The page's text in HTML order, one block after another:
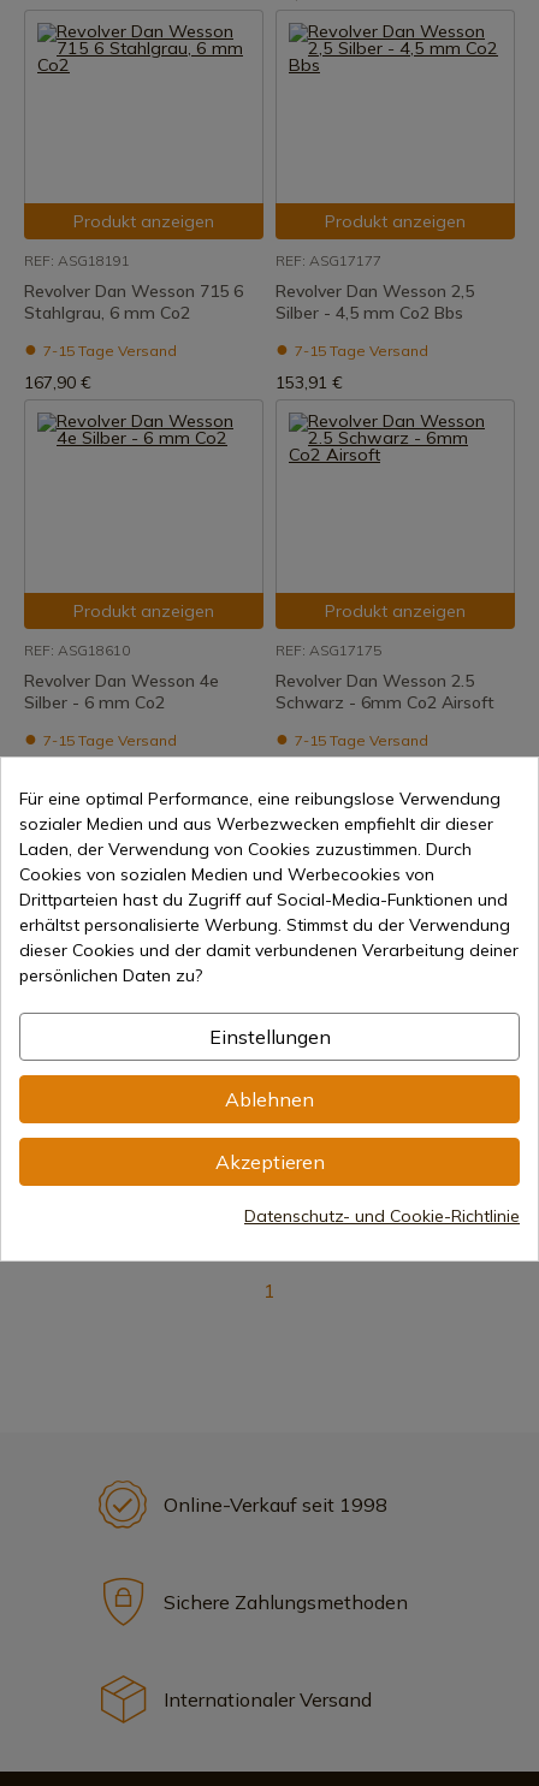
Produkt anzeigen
REF: ASG18191
Revolver Dan Wesson 715 6
Stahlgrau, 6 mm Co2
7-15 Tage Versand
167,90 €
Produkt anzeigen
REF: ASG17177
Revolver Dan Wesson 2,5
Silber - 4,5 mm Co2 Bbs
7-15 Tage Versand
153,91 €
Produkt anzeigen
REF: ASG18610
Revolver Dan Wesson 4e
Silber - 6 mm Co2
7-15 Tage Versand
Produkt anzeigen
REF: ASG17175
Revolver Dan Wesson 2.5
Schwarz - 6mm Co2 Airsoft
7-15 Tage Versand
Revolver Dan Wesson 8 Grau -
REF: ASG16181
Revolver Dan Wesson 4 Silber
Duotone - 6 mm Co2 Airsoft
138,80 €
1
Online-Verkauf seit 1998
Sichere Zahlungsmethoden
Internationaler Versand
Für eine optimal Performance, eine reibungslose Verwendung
sozialer Medien und aus Werbezwecken empfiehlt dir dieser
Laden, der Verwendung von Cookies zuzustimmen. Durch
Cookies von sozialen Medien und Werbecookies von
Drittparteien hast du Zugriff auf Social-Media-Funktionen und
erhältst personalisierte Werbung. Stimmst du der Verwendung
dieser Cookies und der damit verbundenen Verarbeitung deiner
persönlichen Daten zu?
Einstellungen
Ablehnen
Akzeptieren
Datenschutz- und Cookie-Richtlinie